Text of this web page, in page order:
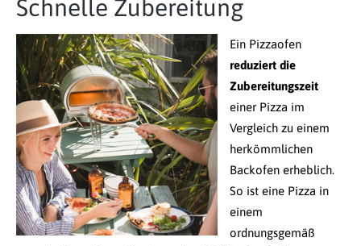
Schnelle Zubereitung
Ein Pizzaofen
reduziert die
Zubereitungszeit
einer Pizza im
Vergleich zu einem
herkömmlichen
Backofen erheblich.
So ist eine Pizza in
einem
ordnungsgemäß